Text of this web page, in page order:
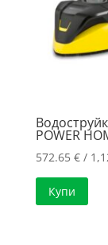
POWER
572.65 €/
Купи